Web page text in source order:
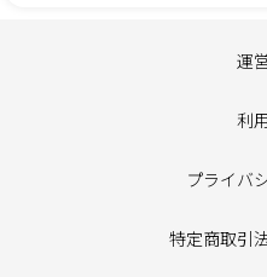
運
利
プライバ
特定商取引